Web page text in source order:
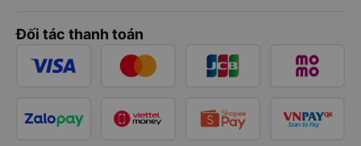
Đối tác thanh toán